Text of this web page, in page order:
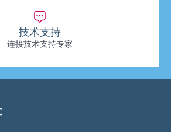
技术支持
连接技术支持专家